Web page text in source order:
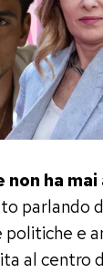
ha
parlando
e
al centro